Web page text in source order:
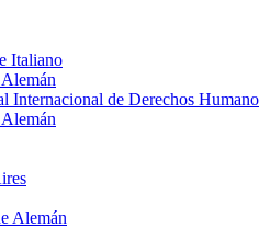
Italiano
Internacional de Derechos
Alemán